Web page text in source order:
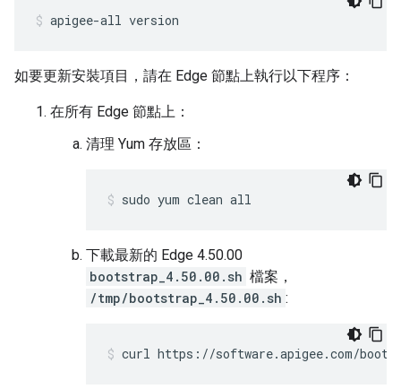
apigee-all version
如要更新安裝項目，請在 Edge 節點上執行以下程序：
在所有 Edge 節點上：
清理 Yum 存放區：
sudo yum clean all
下載最新的 Edge 4.50.00
bootstrap_4.50.00.sh 檔案，
/tmp/bootstrap_4.50.00.sh :
curl https://software.apigee.com/